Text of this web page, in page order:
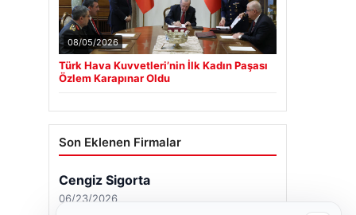
08/05/2026
Türk Hava Kuvvetleri’nin İlk Kadın Paşası
Özlem Karapınar Oldu
Son Eklenen Firmalar
Cengiz Sigorta
06/23/2026